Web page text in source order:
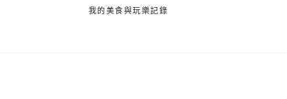
我的美食與玩樂記錄